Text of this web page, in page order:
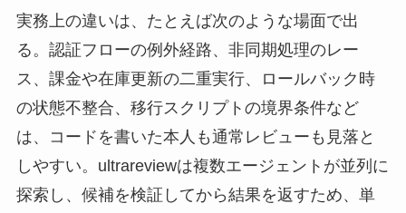
実務上の違いは、たとえば次のような場面で出
る。認証フローの例外経路、非同期処理のレー
ス、課金や在庫更新の二重実行、ロールバック時
の状態不整合、移行スクリプトの境界条件など
は、コードを書いた本人も通常レビューも見落と
しやすい。ultrareviewは複数エージェントが並列に
探索し、候補を検証してから結果を返すため、単